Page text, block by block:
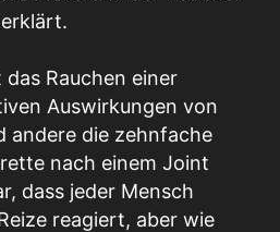
Rauchen einer
Auswirkungen von
andere die zehnfache
nach einem Joint
dass jeder Mensch
reagiert, aber wie